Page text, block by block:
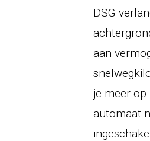
DSG
aan
je meer op
automaat